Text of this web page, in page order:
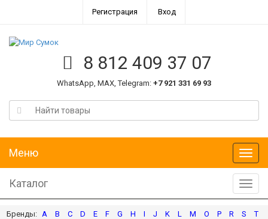
Регистрация Вход
8 812 409 37 07
WhatsApp, MAX, Telegram: +7 921 331 69 93
Меню
Меню
Каталог
A B C D E F G H I J K L M O P R S
T